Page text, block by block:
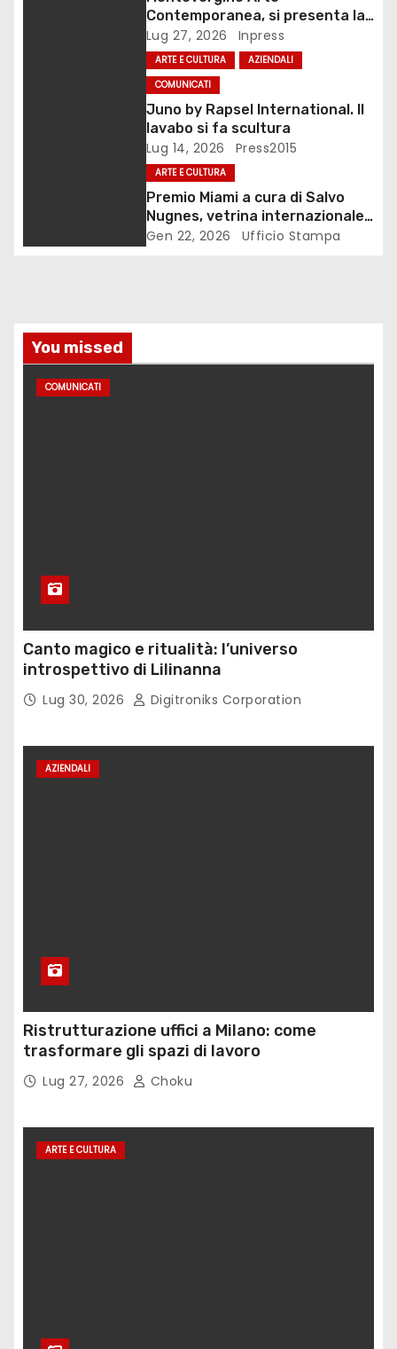
Contemporanea, si presenta la
monografia dedicata a Eliana
Adorno
Lug 27, 2026 Inpress
ARTE E CULTURA
AZIENDALI
COMUNICATI
Juno by Rapsel International. Il
lavabo si fa scultura
Lug 14, 2026 Press2015
ARTE E CULTURA
Premio Miami a cura di Salvo
Nugnes, vetrina internazionale
per l’arte contemporanea
Gen 22, 2026 Ufficio Stampa
You missed
COMUNICATI
Canto magico e ritualità: l’universo
introspettivo di Lilinanna
Lug 30, 2026 Digitroniks Corporation
AZIENDALI
Ristrutturazione uffici a Milano: come
trasformare gli spazi di lavoro
Lug 27, 2026 Choku
ARTE E CULTURA